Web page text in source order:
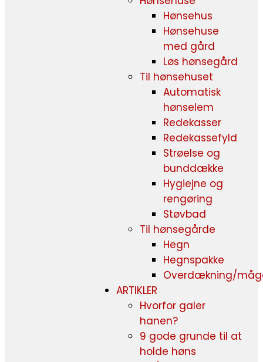
Hønsehus
Hønsehuse
med gård
Løs hønsegård
Til hønsehuset
Automatisk
hønselem
Redekasser
Redekassefyld
Strøelse og
bunddække
Hygiejne og
rengøring
Støvbad
Til hønsegårde
Hegn
Hegnspakke
Overdækning/
ARTIKLER
Hvorfor galer
hanen?
9 gode grunde til at
holde høns